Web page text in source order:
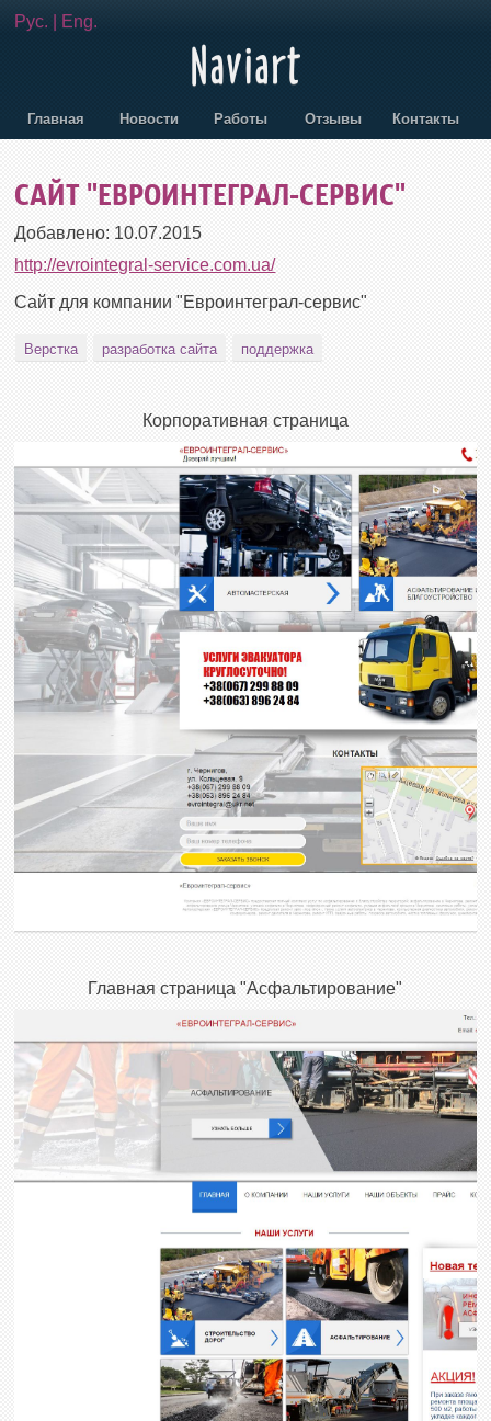
Рус. Eng.
Главная Новости Работы Отзывы Контакты
САЙТ "ЕВРОИНТЕГРАЛ-СЕРВИС"
Добавлено: 10.07.2015
http://evrointegral-service.com.ua/
Сайт для компании "Евроинтеграл-сервис"
Верстка разработка сайта поддержка
Корпоративная страница
Главная страница "Асфальтирование"